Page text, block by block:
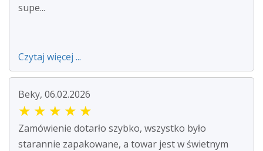
supe...
Czytaj więcej ...
Beky, 06.02.2026
★ ★ ★ ★ ★
Zamówienie dotarło szybko, wszystko było
starannie zapakowane, a towar jest w świetnym